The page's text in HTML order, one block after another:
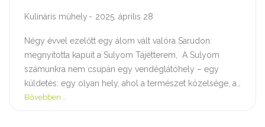
Kulináris műhely 2025. április 28
Négy évvel ezelőtt egy álom vált valóra Sarudon:
megnyitotta kapuit a Sulyom Tájétterem, A Sulyom
számunkra nem csupán egy vendéglátóhely – egy
küldetés: egy olyan hely, ahol a természet közelsége, a…
Bővebben …